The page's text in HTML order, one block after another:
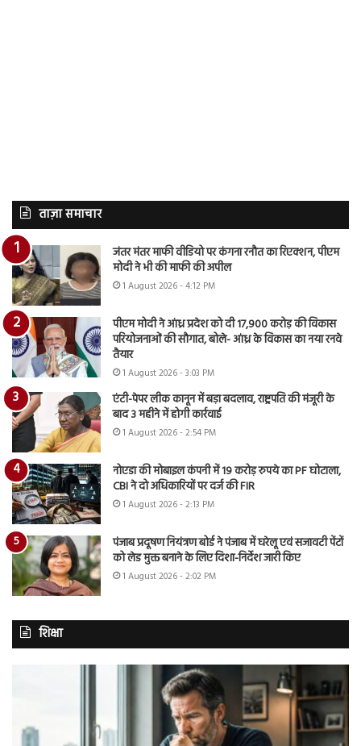
ताज़ा समाचार
जंतर मंतर माफी वीडियो पर कंगना रनौत का रिएक्शन, पीएम
मोदी ने भी की माफी की अपील
1 August 2026 - 4:12 PM
पीएम मोदी ने आंध्र प्रदेश को दी 17,900 करोड़ की विकास
परियोजनाओं की सौगात, बोले- आंध्र के विकास का नया रनवे
तैयार
1 August 2026 - 3:03 PM
एंटी-पेपर लीक कानून में बड़ा बदलाव, राष्ट्रपति की मंजूरी के
बाद 3 महीने में होगी कार्रवाई
1 August 2026 - 2:54 PM
नोएडा की मोबाइल कंपनी में 19 करोड़ रुपये का PF घोटाला,
CBI ने दो अधिकारियों पर दर्ज की FIR
1 August 2026 - 2:13 PM
पंजाब प्रदूषण नियंत्रण बोर्ड ने पंजाब में घरेलू एवं सजावटी पेंटों
को लेड मुक्त बनाने के लिए दिशा-निर्देश जारी किए
1 August 2026 - 2:02 PM
शिक्षा